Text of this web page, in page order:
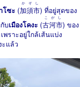
โซะ (加須市
かぞし
) ที่อยู่สุดของ
บเมืองโคงะ (古河市
こがし
) ของ
ราะอยู่ใกล้เส้นแบ่ง
ะแล้ว